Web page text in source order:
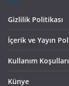
Gizlilik Politikası
İçerik ve Yayın
Kullanım Koşulları
Künye